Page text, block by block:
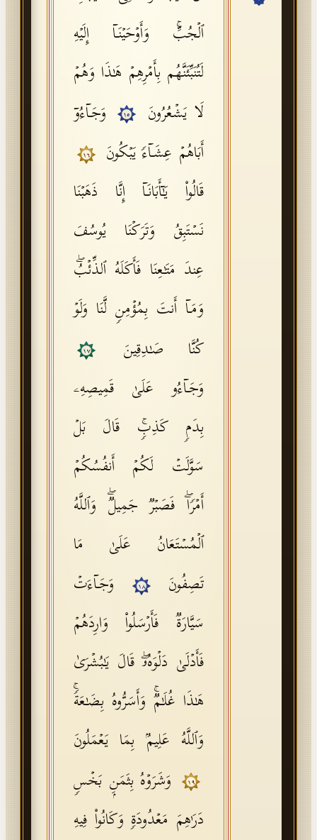
Tajweed Guide
Font Edition Tester
ٱلۡجُبِّۚ وَأَوۡحَیۡنَاۤ إِلَیۡهِ
لَتُنَبِّئَنَّهُم بِأَمۡرِهِمۡ هَـٰذَا وَهُمۡ
لَا یَشۡعُرُونَ
١٥
وَجَاۤءُوۤ
أَبَاهُمۡ عِشَاۤءࣰ یَبۡكُونَ
١٦
قَالُوا۟ یَـٰۤأَبَانَاۤ إِنَّا ذَهَبۡنَا
نَسۡتَبِقُ وَتَرَكۡنَا یُوسُفَ
عِندَ مَتَـٰعِنَا فَأَكَلَهُ ٱلذِّئۡبُۖ
وَمَاۤ أَنتَ بِمُؤۡمِنࣲ لَّنَا وَلَوۡ
كُنَّا صَـٰدِقِینَ
١٧
وَجَاۤءُو عَلَىٰ قَمِیصِهِۦ
بِدَمࣲ كَذِبࣲۚ قَالَ بَلۡ
سَوَّلَتۡ لَكُمۡ أَنفُسُكُمۡ
أَمۡرࣰاۖ فَصَبۡرࣱ جَمِیلࣱۖ وَٱللَّهُ
ٱلۡمُسۡتَعَانُ عَلَىٰ مَا
تَصِفُونَ
١٨
وَجَاۤءَتۡ
سَیَّارَةࣱ فَأَرۡسَلُوا۟ وَارِدَهُمۡ
فَأَدۡلَىٰ دَلۡوَهُۥۖ قَالَ یَـٰبُشۡرَىٰ
هَـٰذَا غُلَـٰمࣱۚ وَأَسَرُّوهُ بِضَـٰعَةࣰۚ
وَٱللَّهُ عَلِیمُۢ بِمَا یَعۡمَلُونَ
١٩
وَشَرَوۡهُ بِثَمَنِۭ بَخۡسࣲ
دَرَ ٰ⁠هِمَ مَعۡدُودَةࣲ وَكَانُوا۟ فِیهِ